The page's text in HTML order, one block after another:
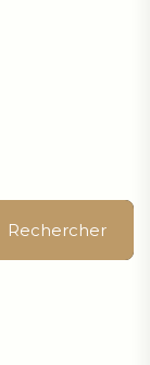
Rechercher